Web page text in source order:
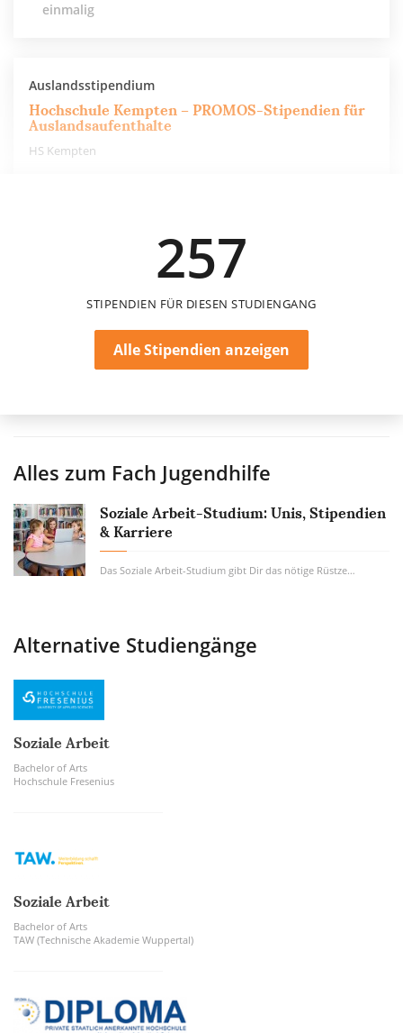
einmalig
Auslandsstipendium
Hochschule Kempten – PROMOS-Stipendien für
Auslandsaufenthalte
HS Kempten
257
STIPENDIEN FÜR DIESEN STUDIENGANG
Alle Stipendien anzeigen
Alles zum Fach Jugendhilfe
Soziale Arbeit-Studium: Unis, Stipendien
& Karriere
Das Soziale Arbeit-Studium gibt Dir das nötige Rüstzeug zur Hand, um Menschen in Notlagen...
Alternative Studiengänge
Soziale Arbeit
Bachelor of Arts
Hochschule Fresenius
Soziale Arbeit
Bachelor of Arts
TAW (Technische Akademie Wuppertal)